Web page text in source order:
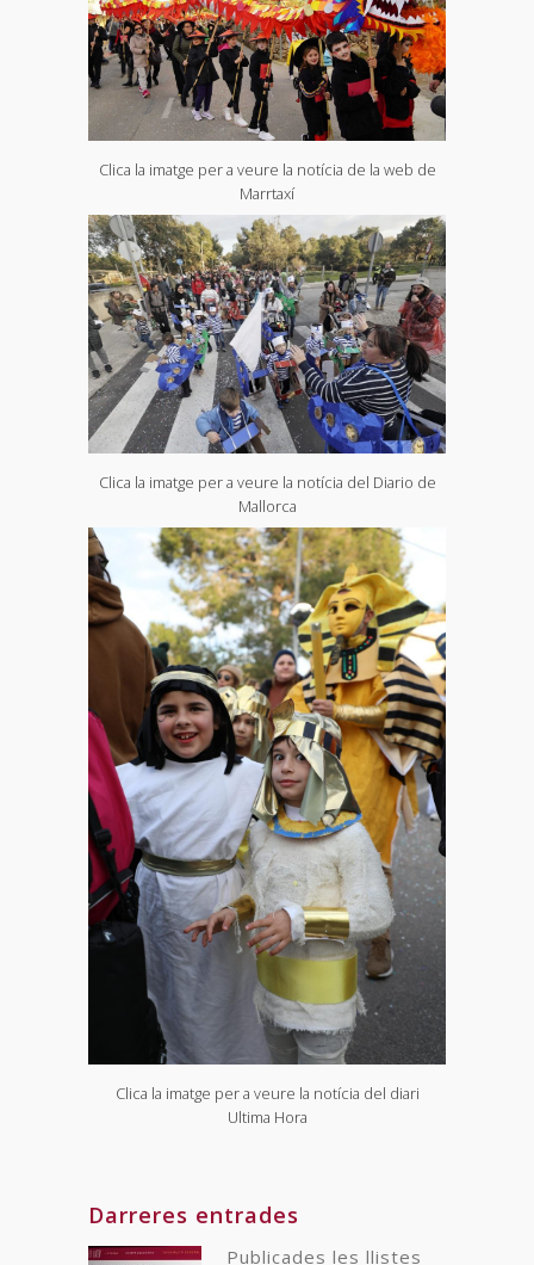
Clica la imatge per a veure la notícia de la web de
Marrtaxí
Clica la imatge per a veure la notícia del Diario de
Mallorca
Clica la imatge per a veure la notícia del diari
Ultima Hora
Darreres entrades
Publicades les llistes